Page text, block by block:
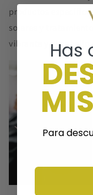
productos
solares y
vibrante y el cabello
Has
Para